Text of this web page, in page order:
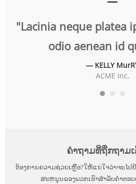
"Lacinia neque platea
odio aenean id
— KELLY
ACME Inc.
ຄໍາ​ຖາມ​ທີ່​ຖືກ​ຖາມ​
ຕ້ອງ​ການ​ຄວາມ​ຊ່ວຍ​ເຫຼືອ?ໃຫ້ແນ່ໃຈວ່າຈະໄ
ສະຫນູນຂອງພວກເຮົາສໍາລັບຄໍາຕອ